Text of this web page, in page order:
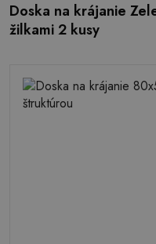
Doska na krájanie
žilkami 2 kusy